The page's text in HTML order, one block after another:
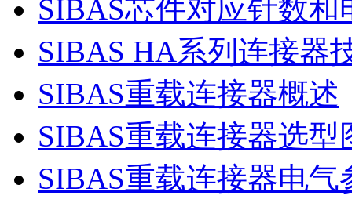
SIBAS芯件对应针数和
SIBAS HA系列连接器
SIBAS重载连接器概述
SIBAS重载连接器选型
SIBAS重载连接器电